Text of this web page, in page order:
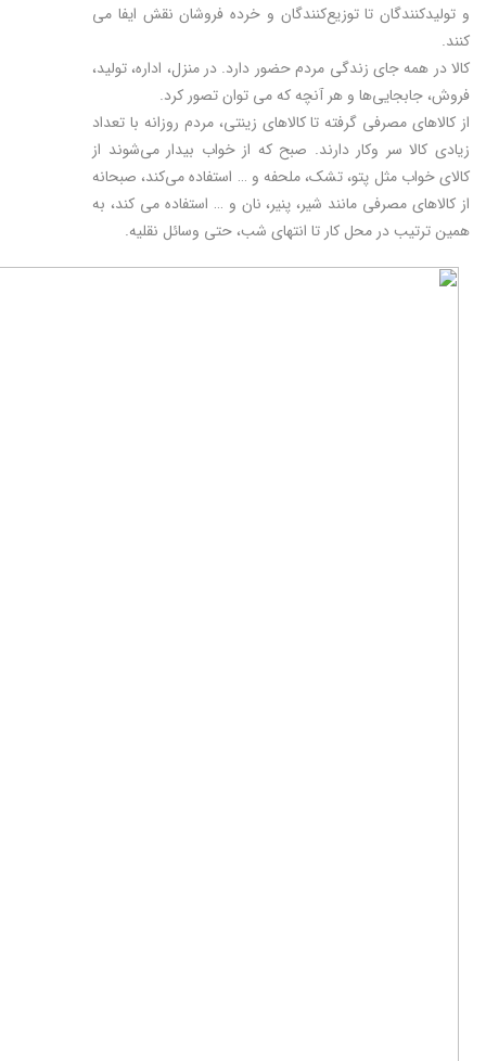
و تولید‌کنندگان تا توزیع‌کنندگان و خرده فروشان نقش ایفا می
کنند.
کالا در همه جای زندگی مردم حضور دارد. در منزل، اداره، تولید،
فروش، جابجایی‌ها و هر آنچه که می توان تصور کرد.
از کالاهای مصرفی گرفته تا کالاهای زینتی، مردم روزانه با تعداد
زیادی کالا سر و‌کار دارند. صبح که از خواب بیدار می‌شوند از
کالای خواب مثل پتو، تشک، ملحفه و … استفاده می‌کند، صبحانه
از کالاهای مصرفی مانند شیر، پنیر، نان و … استفاده می کند، به
همین ترتیب در محل کار تا انتهای شب، حتی وسائل نقلیه.